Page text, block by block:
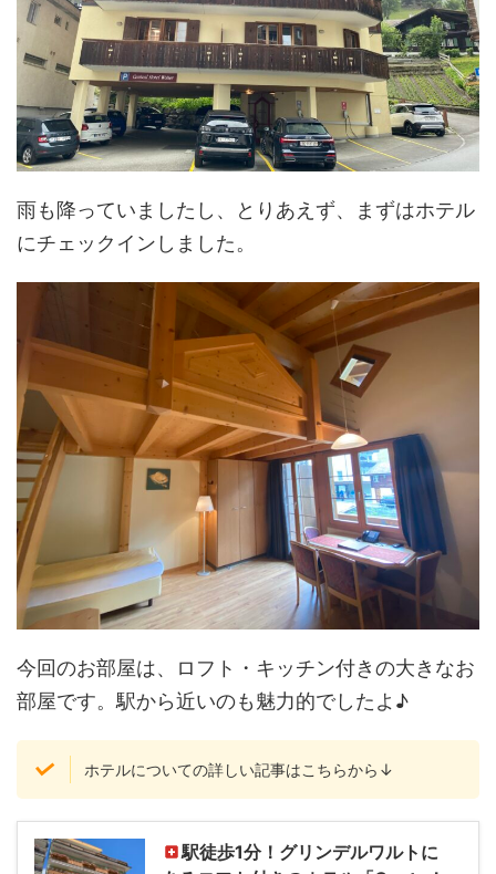
雨も降っていましたし、とりあえず、まずはホテル
にチェックインしました。
今回のお部屋は、ロフト・キッチン付きの大きなお
部屋です。駅から近いのも魅力的でしたよ♪
ホテルについての詳しい記事はこちらから↓
駅徒歩1分！グリンデルワルトに